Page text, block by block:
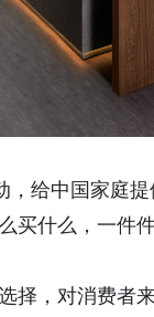
给中国家庭
买什么，一件
择，对消费者